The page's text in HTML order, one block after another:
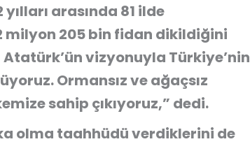
arasında 81 ilde
205 bin fidan dikildiğini
vizyonuyla Türkiye’nin
Ormansız ve ağaçsız
sahip çıkıyoruz,” dedi.
olma taahhüdü verdiklerini de